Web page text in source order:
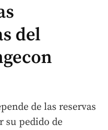
del
de las reservas
su pedido de